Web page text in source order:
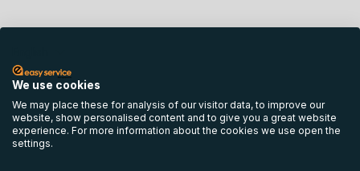
We use cookies
We may place these for analysis of our visitor data, to improve our
website, show personalised content and to give you a great website
experience. For more information about the cookies we use open the
settings.